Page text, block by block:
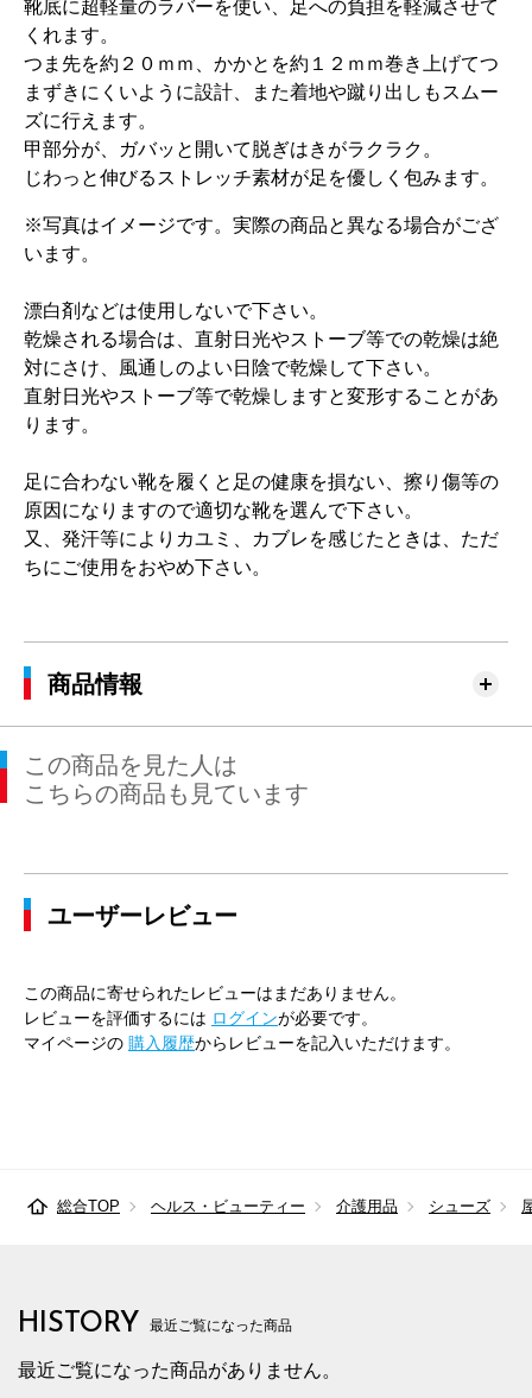
靴底に超軽量のラバーを使い、足への負担を軽減させて
くれます。
つま先を約２０ｍｍ、かかとを約１２ｍｍ巻き上げてつ
まずきにくいように設計、また着地や蹴り出しもスムー
ズに行えます。
甲部分が、ガバッと開いて脱ぎはきがラクラク。
じわっと伸びるストレッチ素材が足を優しく包みます。
※写真はイメージです。実際の商品と異なる場合がござ
います。
漂白剤などは使用しないで下さい。
乾燥される場合は、直射日光やストーブ等での乾燥は絶
対にさけ、風通しのよい日陰で乾燥して下さい。
直射日光やストーブ等で乾燥しますと変形することがあ
ります。
足に合わない靴を履くと足の健康を損ない、擦り傷等の
原因になりますので適切な靴を選んで下さい。
又、発汗等によりカユミ、カブレを感じたときは、ただ
ちにご使用をおやめ下さい。
商品情報
この商品を見た人は
こちらの商品も見ています
ユーザーレビュー
この商品に寄せられたレビューはまだありません。
レビューを評価するには ログインが必要です。
マイページの 購入履歴からレビューを記入いただけます。
総合TOP ヘルス・ビューティー 介護用品 シューズ
HISTORY 最近ご覧になった商品
最近ご覧になった商品がありません。